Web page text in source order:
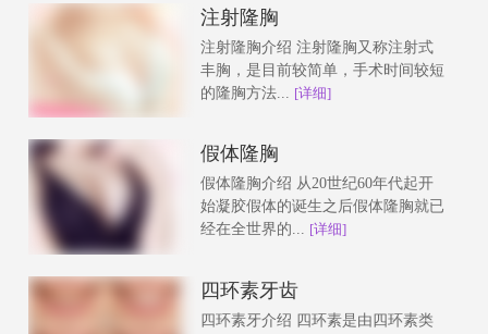
注射隆胸
注射隆胸介绍 注射隆胸又称注射式
丰胸，是目前较简单，手术时间较短
的隆胸方法... [详细]
假体隆胸
假体隆胸介绍 从20世纪60年代起开
始凝胶假体的诞生之后假体隆胸就已
经在全世界的... [详细]
四环素牙齿
四环素牙介绍 四环素是由四环素类